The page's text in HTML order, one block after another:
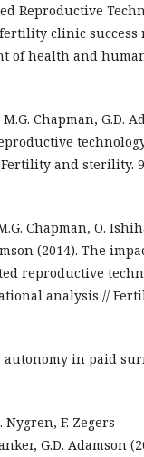
Reproductive
clinic success
of health and
Chapman, G.D.
and sterility.
Chapman, O.
(2014). The
reproductive
analysis //
autonomy in paid
Nygren, F. Zegers-
G.D. Adamson